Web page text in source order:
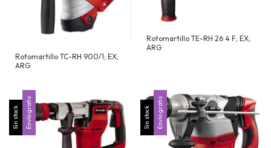
Rotomartillo TC-RH 900/1; EX;
ARG
Rotomartillo TE-RH 26 4 F; EX;
ARG
Sin stock Envío gratis Sin stock Envío gratis